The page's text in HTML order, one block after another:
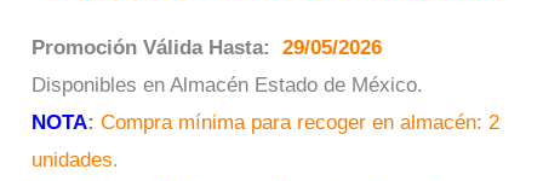
Promoción Válida Hasta:
29/05/2026
Disponibles en Almacén Estado de México.
NOTA: Compra mínima para recoger en almacén: 2
unidades.